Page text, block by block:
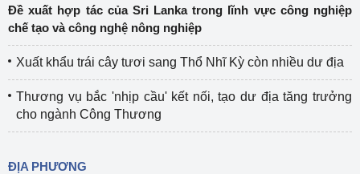
Đề xuất hợp tác của Sri Lanka trong lĩnh vực công nghiệp
chế tạo và công nghệ nông nghiệp
Xuất khẩu trái cây tươi sang Thổ Nhĩ Kỳ còn nhiều dư địa
Thương vụ bắc 'nhịp cầu' kết nối, tạo dư địa tăng trưởng
cho ngành Công Thương
ĐỊA PHƯƠNG